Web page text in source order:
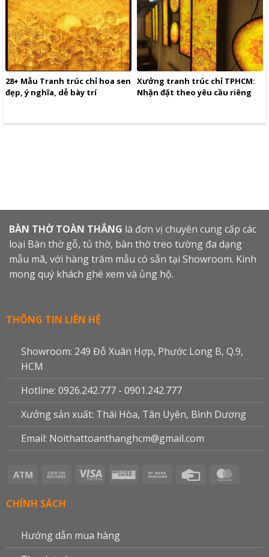
28+ Mẫu Tranh trúc chỉ hoa sen
đẹp, ý nghĩa, dễ bày trí
Xưởng tranh trúc chỉ TPHCM:
Nhận đặt theo yêu cầu riêng
BÀN THỜ TOÀN THẮNG là đơn vị chuyên cung cấp các
loại Bàn thờ gỗ, tủ thờ, bàn thờ treo tường đa dạng
mẫu mã, với hàng trăm mẫu có sẵn tại Showroom. Kinh
mong quý khách ghé xem và ủng hộ.
THÔNG TIN LIÊN HỆ
Showroom: 249 Đỗ Xuân Hợp, Phước Long B, Q.9,
HCM
Hotline: 0926.242.777 - 0901.242.777
Xưởng sản xuất: Thái Hòa, Tân Uyên, Bình Dương
Email: Noithattoanthanghcm@gmail.com
Atm
Cash
Visa
Western
Bank
Credit
CHÍNH SÁCH
Hướng dẫn mua hàng